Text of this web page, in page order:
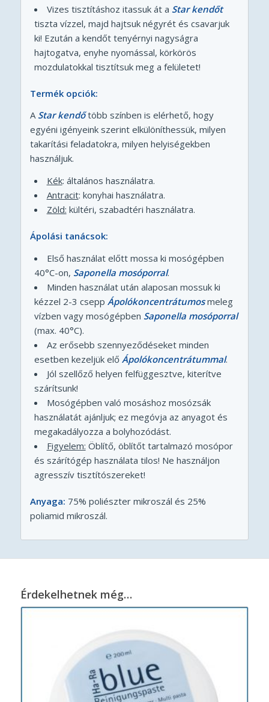
Vizes tisztításhoz itassuk át a Star kendőt
tiszta vízzel, majd hajtsuk négyrét és csavarjuk
ki! Ezután a kendőt tenyérnyi nagyságra
hajtogatva, enyhe nyomással, körkörös
mozdulatokkal tisztítsuk meg a felületet!
Termék opciók:
A Star kendőtöbb színben is elérhető, hogy
egyéni igényeink szerint elkülöníthessük, milyen
takarítási feladatokra, milyen helyiségekben
használjuk.
Kék: általános használatra.
Antracit: konyhai használatra.
Zöld: kültéri, szabadtéri használatra.
Ápolási tanácsok:
Első használat előtt mossa ki mosógépben
40°C-on, Saponella mosóporral.
Minden használat után alaposan mossuk ki
kézzel 2-3 csepp Ápolókoncentrátumosmeleg
vízben vagy mosógépben Saponella mosóporral
(max. 40°C).
Az erősebb szennyeződéseket minden
esetben kezeljük elő Ápolókoncentrátummal.
Jól szellőző helyen felfüggesztve, kiterítve
szárítsunk!
Mosógépben való mosáshoz mosózsák
használatát ajánljuk; ez megóvja az anyagot és
megakadályozza a bolyhozódást.
Figyelem: Öblítő, öblítőt tartalmazó mosópor
és szárítógép használata tilos! Ne használjon
agresszív tisztítószereket!
Anyaga: 75% poliészter mikroszál és 25%
poliamid mikroszál.
Érdekelhetnek még…